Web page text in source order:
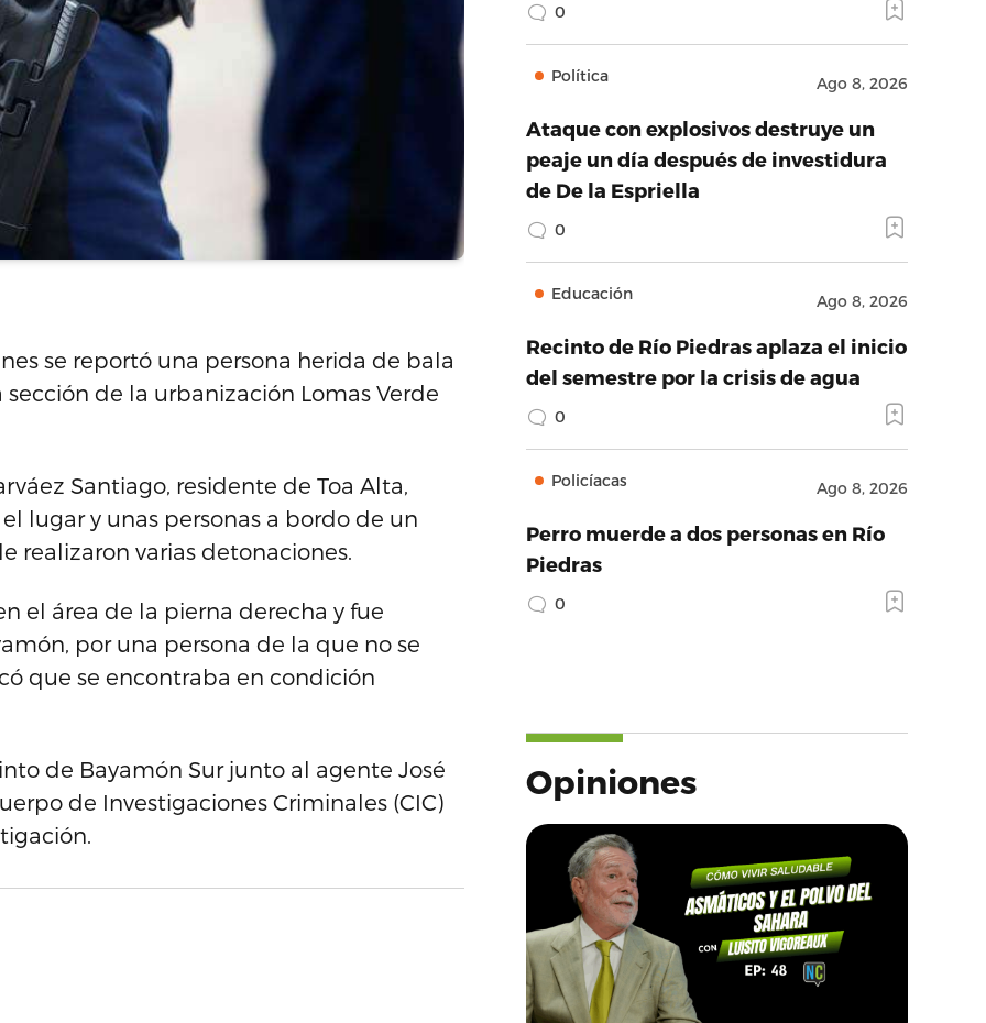
se reportó una persona herida de bala
de la urbanización Lomas Verde
Santiago, residente de Toa Alta,
lugar y unas personas a bordo de un
realizaron varias detonaciones.
el área de la pierna derecha y fue
por una persona de la que no se
que se encontraba en condición
de Bayamón Sur junto al agente José
de Investigaciones Criminales (CIC)
0
Política Ago 8, 2026
Ataque con explosivos destruye un
peaje un día después de investidura
de De la Espriella
0
Educación Ago 8, 2026
Recinto de Río Piedras aplaza el inicio
del semestre por la crisis de agua
0
Policíacas Ago 8, 2026
Perro muerde a dos personas en Río
Piedras
0
Opiniones